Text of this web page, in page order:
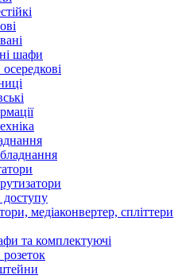
шафи
медіаконвертер, спліттери
та комплектуючі